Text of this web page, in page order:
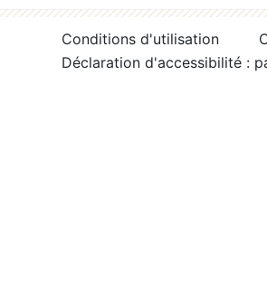
Conditions d'utilisation
Déclaration d'accessibilité :